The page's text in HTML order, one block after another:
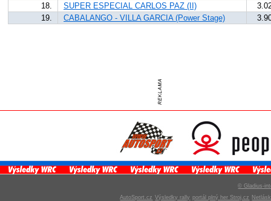
18.
SUPER ESPECIAL CARLOS PAZ (II)
19.
CABALANGO - VILLA GARCIA (Power Stage)
© Gladius-
AutoSport.cz Výsledky rally portál plný her Stroj.cz